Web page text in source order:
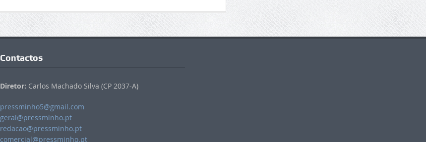
Contactos
Diretor: Carlos Machado Silva (CP 2037-A)
pressminho5@gmail.com
geral@pressminho.pt
redacao@pressminho.pt
comercial@pressminho.pt